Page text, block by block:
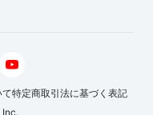
特定商取引法に基づく表記